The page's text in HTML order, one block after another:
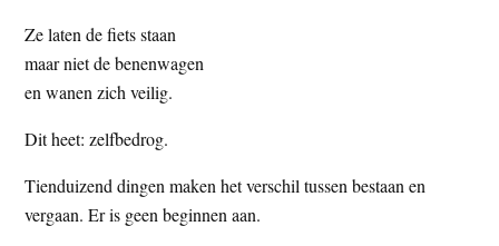
Ze laten de fiets staan
maar niet de benenwagen
en wanen zich veilig.
Dit heet: zelfbedrog.
Tienduizend dingen maken het verschil tussen bestaan en
vergaan. Er is geen beginnen aan.